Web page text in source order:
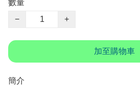
數量
−
+
加至購物車
簡介